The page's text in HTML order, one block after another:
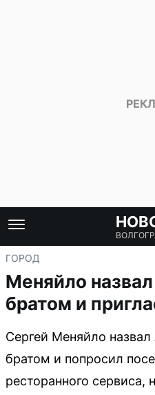
ГОРОД
Меняйло
братом и
Сергей Меняйло
братом и попросил
ресторанного сервиса,